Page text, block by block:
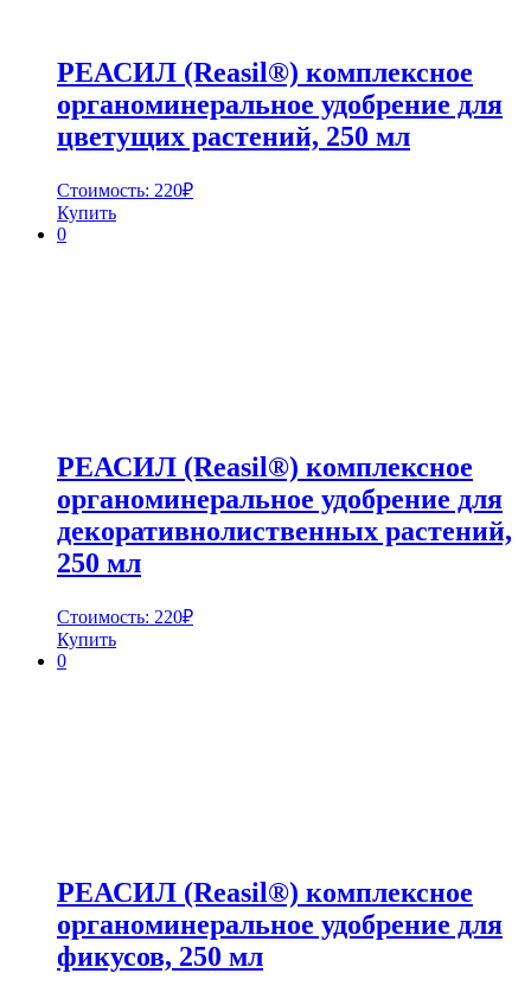
РЕАСИЛ (Reasil®) комплексное
органоминеральное удобрение для
цветущих растений, 250 мл
Стоимость: 220₽
Купить
0
РЕАСИЛ (Reasil®) комплексное
органоминеральное удобрение для
декоративнолиственных растений,
250 мл
Стоимость: 220₽
Купить
0
РЕАСИЛ (Reasil®) комплексное
органоминеральное удобрение для
фикусов, 250 мл